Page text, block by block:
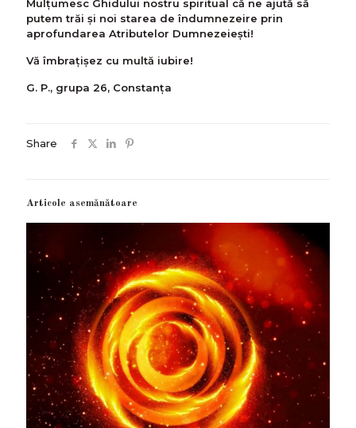
Mulțumesc Ghidului nostru spiritual că ne ajută să
putem trăi și noi starea de îndumnezeire prin
aprofundarea Atributelor Dumnezeiești!
Vă îmbrațișez cu multă iubire!
G. P., grupa 26, Constanța
Share
Articole asemănătoare